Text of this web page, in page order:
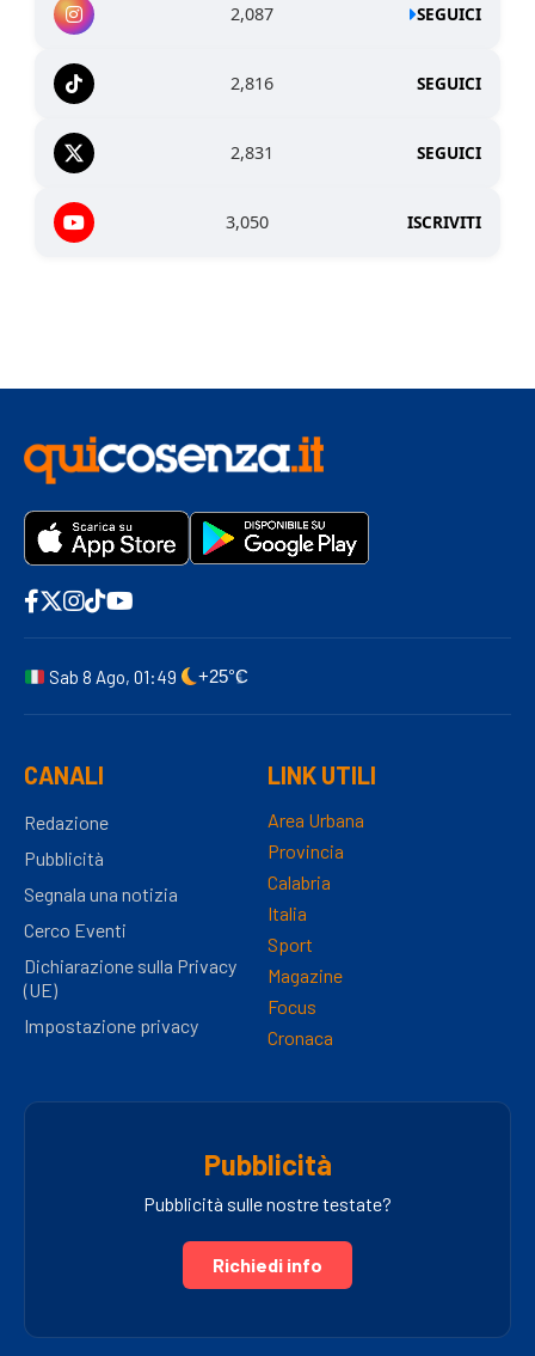
2,087 SEGUICI
2,816 SEGUICI
2,831 SEGUICI
3,050 ISCRIVITI
Sab 8 Ago, 01:49 +25°C
CANALI
Redazione
Pubblicità
Segnala una notizia
Cerco Eventi
Dichiarazione sulla Privacy
(UE)
Impostazione privacy
LINK UTILI
Area Urbana
Provincia
Calabria
Italia
Sport
Magazine
Focus
Cronaca
Pubblicità
Pubblicità sulle nostre testate?
Richiedi info